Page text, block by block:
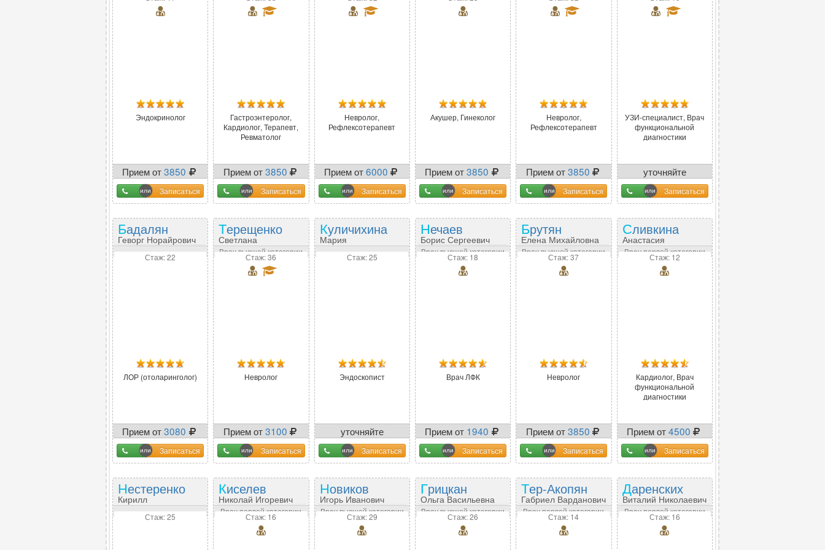
Эндокринолог
Прием от3850
Записаться
Гастроэнтеролог,
Кардиолог, Терапевт,
Ревматолог
Прием от3850
Записаться
Невролог,
Рефлексотерапевт
Прием от6000
Записаться
Акушер, Гинеколог
Прием от3850
Записаться
Невролог,
Рефлексотерапевт
Прием от3850
Записаться
УЗИ-специалист, Врач
функциональной
диагностики
уточняйте
у оператора
Записаться
Бадалян
Геворг Норайрович
Стаж: 22
ЛОР (отоларинголог)
Прием от3080
Записаться
Терещенко
Светлана
Васильевна
Врач высшей категории
Стаж: 36
Невролог
Прием от3100
Записаться
Куличихина
Мария
Александровна
Стаж: 25
Эндоскопист
уточняйте
у оператора
Записаться
Нечаев
Борис Сергеевич
Врач высшей категории
Стаж: 18
Врач ЛФК
Прием от 1940
Записаться
Брутян
Елена Михайловна
Врач высшей категории
Стаж: 37
Невролог
Прием от3850
Записаться
Сливкина
Анастасия
Анатольевна
Врач первой категории
Стаж: 12
Кардиолог, Врач
функциональной
диагностики
Прием от4500
Записаться
Нестеренко
Кирилл
Владимирович
Стаж: 25
Киселев
Николай Игоревич
Врач первой категории
Стаж: 16
Новиков
Игорь Иванович
Врач высшей категории
Стаж: 29
Грицкан
Ольга Васильевна
Врач высшей категории
Стаж: 26
Тер-Акопян
Габриел Варданович
Врач первой категории
Стаж: 14
Даренских
Виталий Николаевич
Врач первой категории
Стаж: 16